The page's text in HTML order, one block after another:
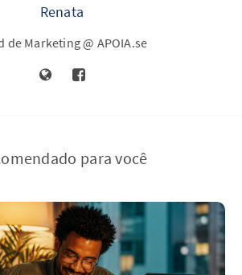
Renata
de Marketing @ APOIA.se
para você